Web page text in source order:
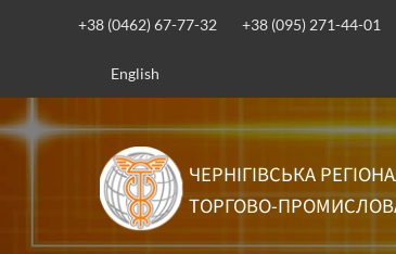
+38 (0462) 67-77-32 +38 (095) 271-44-01
English
ЧЕРНІГІВСЬКА
ТОРГОВО-